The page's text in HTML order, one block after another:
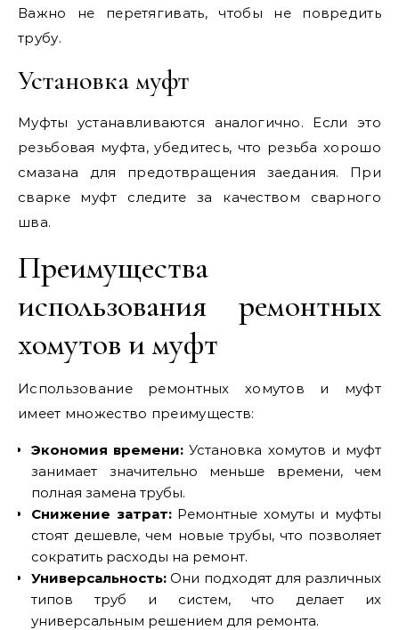
Важно не перетягивать, чтобы не повредить
трубу.
Установка муфт
Муфты устанавливаются аналогично. Если это
резьбовая муфта, убедитесь, что резьба хорошо
смазана для предотвращения заедания. При
сварке муфт следите за качеством сварного
шва.
Преимущества
использования ремонтных
хомутов и муфт
Использование ремонтных хомутов и муфт
имеет множество преимуществ:
Экономия времени: Установка хомутов и муфт
занимает значительно меньше времени, чем
полная замена трубы.
Снижение затрат:Ремонтные хомуты и муфты
стоят дешевле, чем новые трубы, что позволяет
сократить расходы на ремонт.
Универсальность: Они подходят для различных
типов труб и систем, что делает их
универсальным решением для ремонта.